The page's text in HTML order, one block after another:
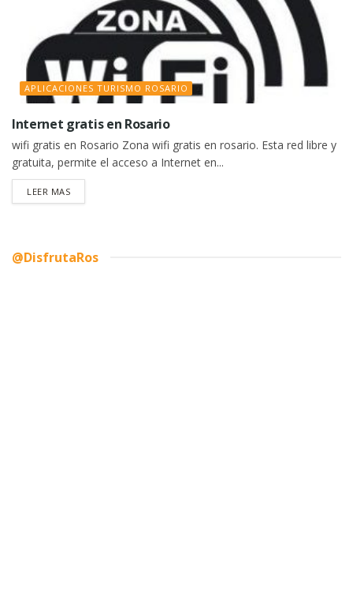
APLICACIONES TURISMO ROSARIO
Internet gratis en Rosario
wifi gratis en Rosario Zona wifi gratis en rosario. Esta red libre y
gratuita, permite el acceso a Internet en...
LEER MASDETAILS
@DisfrutaRos